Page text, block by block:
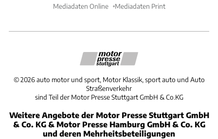
Mediadaten Online Mediadaten Print
©2026 auto motor und sport, Motor Klassik, sport auto und Auto
Straßenverkehr
sind Teil der Motor Presse Stuttgart GmbH & Co.KG
Weitere Angebote der Motor Presse Stuttgart GmbH
& Co. KG & Motor Presse Hamburg GmbH & Co. KG
und deren Mehrheitsbeteiligungen